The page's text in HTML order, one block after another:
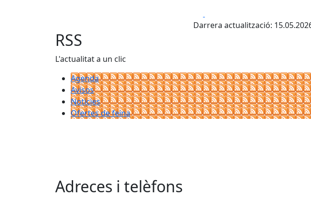
Darrera actualització:
RSS
L'actualitat a un clic
Agenda
Avisos
Notícies
Ofertes de feina
Adreces i telèfons